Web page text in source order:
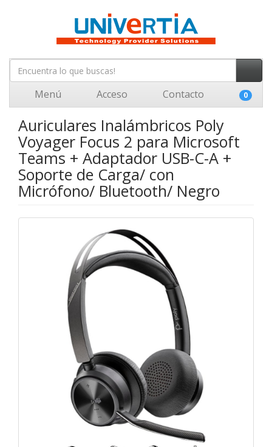
Menú Acceso Contacto 0
Auriculares Inalámbricos Poly
Voyager Focus 2 para Microsoft
Teams + Adaptador USB-C-A +
Soporte de Carga/ con
Micrófono/ Bluetooth/ Negro